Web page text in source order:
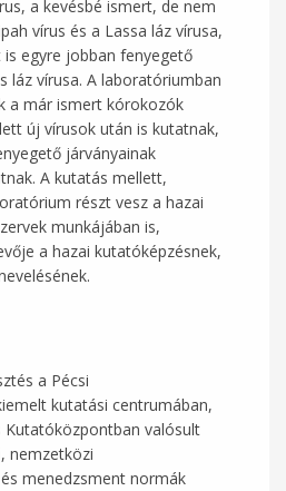
a kevésbé ismert, de nem
vírus és a Lassa láz vírusa,
is egyre jobban fenyegető
láz vírusa. A laboratóriumban
a már ismert kórokozók
új vírusok után is kutatnak,
járványainak
A kutatás mellett,
részt vesz a hazai
munkájában is,
a hazai kutatóképzésnek,
a Pécsi
kutatási centrumában,
Kutatóközpontban valósult
nemzetközi
menedzsment normák